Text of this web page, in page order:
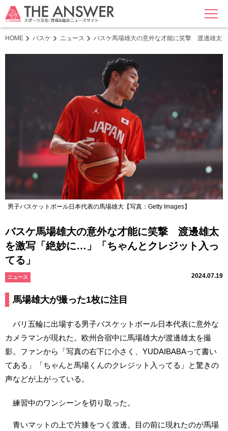
MENU
HOME バスケ ニュース バスケ馬場雄大の意外な才能に笑撃 渡邊雄太
男子バスケットボール日本代表の馬場雄大【写真：Getty Images】
バスケ馬場雄大の意外な才能に笑撃 渡邊雄太
を激写「絶妙に…」「ちゃんとクレジット入っ
てる」
ニュース 2024.07.19
馬場雄大が撮った1枚に注目
パリ五輪に出場する男子バスケットボール日本代表に意外な
カメラマンが現れた。欧州合宿中に馬場雄大が渡邊雄太を撮
影。ファンから「写真の右下に小さく、YUDAIBABAって書い
てある」「ちゃんと馬場くんのクレジット入ってる」と驚きの
声などが上がっている。
練習中のワンシーンを切り取った。
青いマットの上で片膝をつく渡邊。目の前に現れたのが馬場